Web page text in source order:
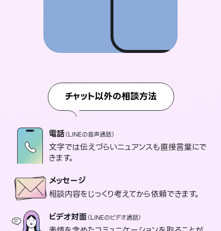
チャット以外の相談方法
電話（LINEの音声通話）
文字では伝えづらいニュアンスも直接言葉にで
きます。
メッセージ
相談内容をじっくり考えてから依頼できます。
ビデオ対面（LINEのビデオ通話）